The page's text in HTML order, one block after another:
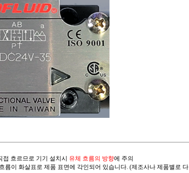
흐르므로 기기 설치시 유체 흐름의 방향에 주의
름이 화살표로 제품 표면에 각인되어 있습니다. (제조사나 제품별로 다